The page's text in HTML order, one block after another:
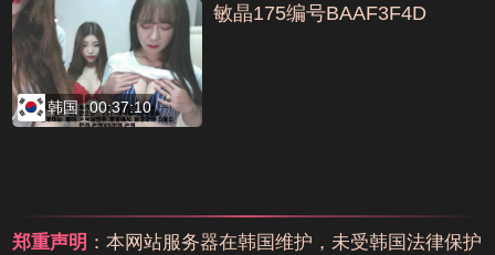
韩国 00:37:10
敏晶175编号BAAF3F4D
郑重声明 ：本网站服务器在韩国维护，未受韩国法律保护